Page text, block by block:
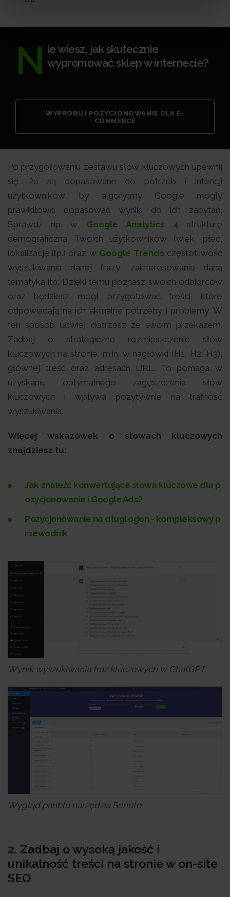
N ie wiesz, jak skutecznie
wypromować sklep w internecie?
WYPRÓBUJ POZYCJONOWANIE DLA E-
COMMERCE
Po przygotowaniu zestawu słów kluczowych upewnij
się, że są dopasowane do potrzeb i intencji
użytkowników, by algorytmy Google mogły
prawidłowo dopasować wyniki do ich zapytań.
Sprawdź np. w Google Analytics 4 strukturę
demograficzną Twoich użytkowników (wiek, płeć,
lokalizację itp.) oraz w Google Trends częstotliwość
wyszukiwania danej frazy, zainteresowanie daną
tematyką itp. Dzięki temu poznasz swoich odbiorców
oraz będziesz mógł przygotować treści, które
odpowiadają na ich aktualne potrzeby i problemy. W
ten sposób łatwiej dotrzesz ze swoim przekazem.
Zadbaj o strategiczne rozmieszczenie słów
kluczowych na stronie, m.in. w nagłówki (H1, H2, H3),
głównej treść oraz adresach URL. To pomaga w
uzyskaniu optymalnego zagęszczenia słów
kluczowych i wpływa pozytywnie na trafność
wyszukiwania.
Więcej wskazówek o słowach kluczowych
znajdziesz tu:
Jak znaleźć konwertujące słowa kluczowe dla p
ozycjonowania i Google Ads?
Pozycjonowanie na długi ogon - kompleksowy p
rzewodnik
Wynik wyszukiwania fraz kluczowych w ChatGPT
Wygląd panelu narzędzia Senuto
2. Zadbaj o wysoką jakość i
unikalność treści na stronie w on-site
SEO